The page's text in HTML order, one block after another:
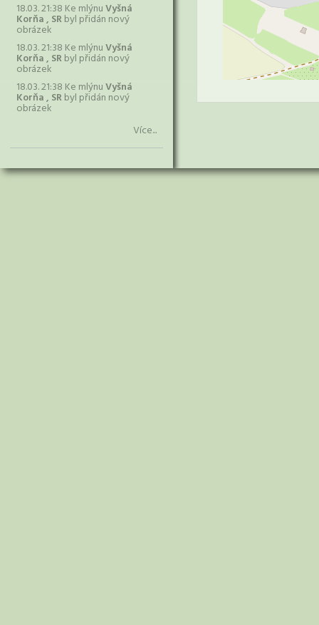
18.03. 21:38 Ke mlýnuVyšná
Korňa , SRbyl přidán nový
obrázek
18.03. 21:38 Ke mlýnuVyšná
Korňa , SRbyl přidán nový
obrázek
18.03. 21:38 Ke mlýnuVyšná
Korňa , SRbyl přidán nový
obrázek
Více...